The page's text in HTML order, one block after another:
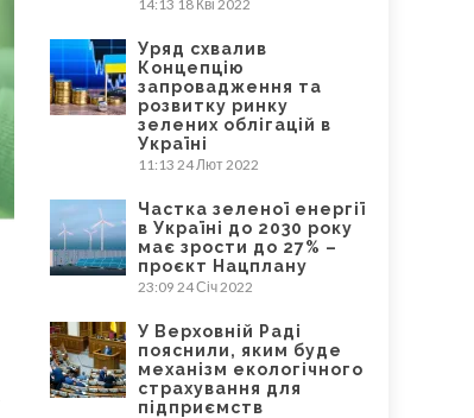
14:13 18 Кві 2022
Уряд схвалив
Концепцію
запровадження та
розвитку ринку
зелених облігацій в
Україні
11:13 24 Лют 2022
Частка зеленої енергії
в Україні до 2030 року
має зрости до 27% –
проєкт Нацплану
23:09 24 Січ 2022
У Верховній Раді
пояснили, яким буде
механізм екологічного
страхування для
підприємств